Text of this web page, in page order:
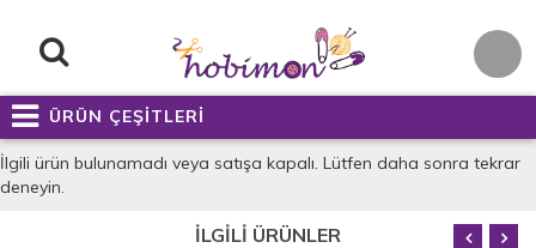
ÜRÜN ÇEŞİTLERİ
İlgili ürün bulunamadı veya satışa kapalı. Lütfen daha sonra tekrar
deneyin.
İLGİLİ ÜRÜNLER